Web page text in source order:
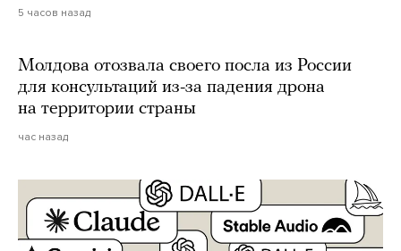
5 часов назад
Молдова отозвала своего посла из России
для консультаций из-за падения дрона
на территории страны
час назад